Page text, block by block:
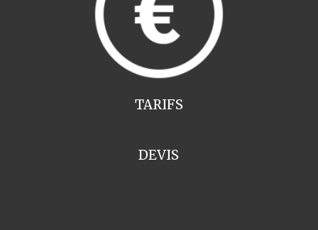
TARIFS
DEVIS